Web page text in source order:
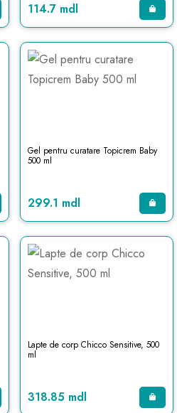
114.7 mdl
Gel pentru curatare Topicrem Baby
500 ml
299.1 mdl
Lapte de corp Chicco Sensitive, 500
ml
318.85 mdl